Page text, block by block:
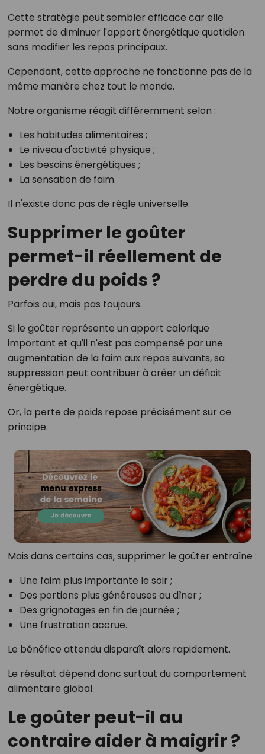
Cette stratégie peut sembler efficace car elle
permet de diminuer l'apport énergétique quotidien
sans modifier les repas principaux.
Cependant, cette approche ne fonctionne pas de la
même manière chez tout le monde.
Notre organisme réagit différemment selon :
Les habitudes alimentaires ;
Le niveau d'activité physique ;
Les besoins énergétiques ;
La sensation de faim.
Il n'existe donc pas de règle universelle.
Supprimer le goûter
permet-il réellement de
perdre du poids ?
Parfois oui, mais pas toujours.
Si le goûter représente un apport calorique
important et qu'il n'est pas compensé par une
augmentation de la faim aux repas suivants, sa
suppression peut contribuer à créer un déficit
énergétique.
Or, la perte de poids repose précisément sur ce
principe.
Mais dans certains cas, supprimer le goûter entraîne :
Une faim plus importante le soir ;
Des portions plus généreuses au dîner ;
Des grignotages en fin de journée ;
Une frustration accrue.
Le bénéfice attendu disparaît alors rapidement.
Le résultat dépend donc surtout du comportement
alimentaire global.
Le goûter peut-il au
contraire aider à maigrir ?